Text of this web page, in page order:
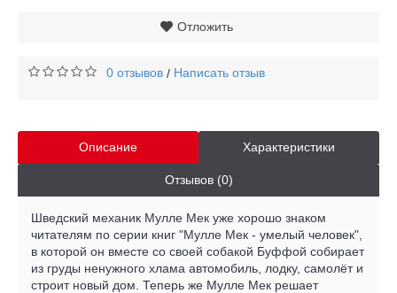
Отложить
0 отзывов / Написать отзыв
Описание Характеристики
Отзывов (0)
Шведский механик Мулле Мек уже хорошо знаком
читателям по серии книг "Мулле Мек - умелый человек",
в которой он вместе со своей собакой Буффой собирает
из груды ненужного хлама автомобиль, лодку, самолёт и
строит новый дом. Теперь же Мулле Мек решает